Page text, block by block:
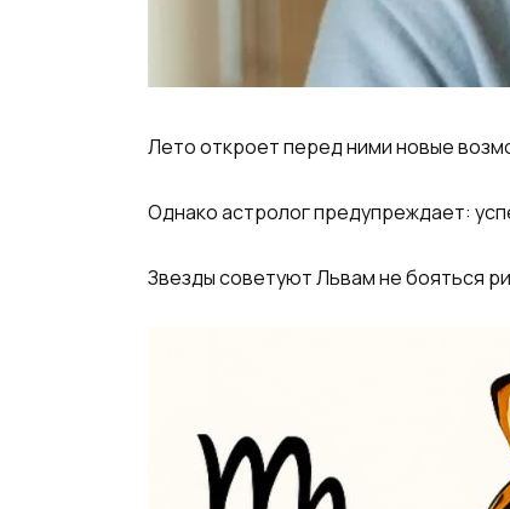
Лето откроет перед ними новые
Однако астролог предупреждает:
Звезды советуют Львам не бояться